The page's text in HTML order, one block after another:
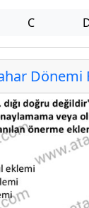
C
Dönemi